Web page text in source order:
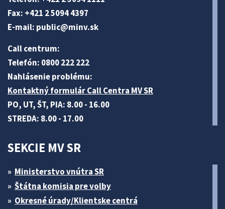
Fax: +421 2 5094 4397
E-mail: public@minv.sk
Call centrum:
Telefón: 0800 222 222
Nahlásenie problému:
Kontaktný formulár Call Centra MV SR
PO, UT, ŠT, PIA: 8.00 - 16.00
STREDA: 8.00 - 17.00
SEKCIE MV SR
Ministerstvo vnútra SR
Štátna komisia pre volby
Okresné úrady/Klientske centrá